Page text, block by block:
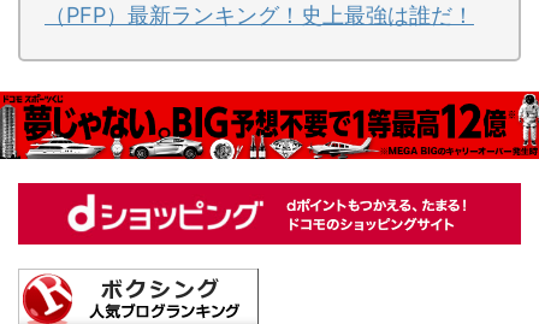
（PFP）最新ランキング！史上最強は誰だ！